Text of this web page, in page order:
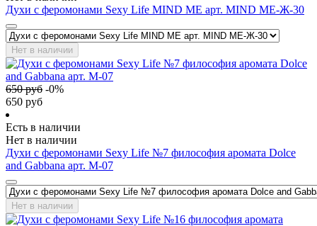
Духи с феромонами Sexy Life MIND ME арт. MIND ME-Ж-30
Нет в наличии
650руб -0%
650 руб
Есть в наличии
Нет в наличии
Духи с феромонами Sexy Life №7 философия аромата Dolce
and Gabbana арт. М-07
Нет в наличии